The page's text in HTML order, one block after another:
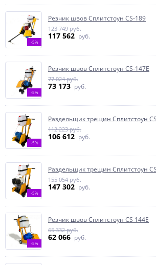
-5%
Резчик швов Сплитстоун CS-189
117 562 руб.
123 749 руб.
-5%
Резчик швов Сплитстоун CS-147E
73 173 руб.
77 024 руб.
-5%
Раздельщик трещин Сплитстоун
106 612 руб.
112 223 руб.
-5%
Раздельщик трещин Сплитстоун
147 302 руб.
155 054 руб.
-5%
Резчик швов Сплитстоун CS 144E
62 066 руб.
65 332 руб.